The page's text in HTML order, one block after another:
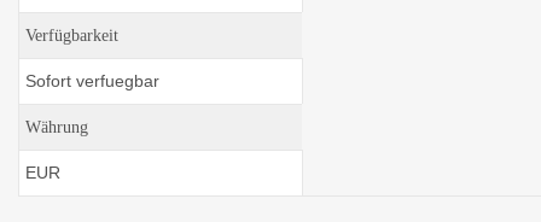
Verfügbarkeit
Sofort verfuegbar
Währung
EUR